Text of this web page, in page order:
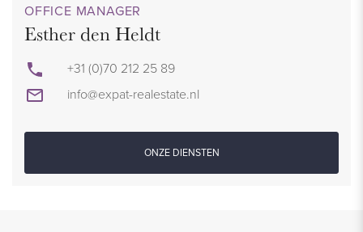
OFFICE MANAGER
Esther den Heldt
+31 (0)70 212 25 89
info@expat-realestate.nl
ONZE DIENSTEN